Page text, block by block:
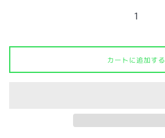
カートに追加する